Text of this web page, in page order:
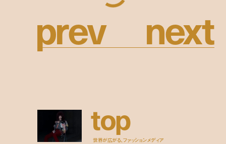
prev next
top
世界が広がる、ファッションメディア